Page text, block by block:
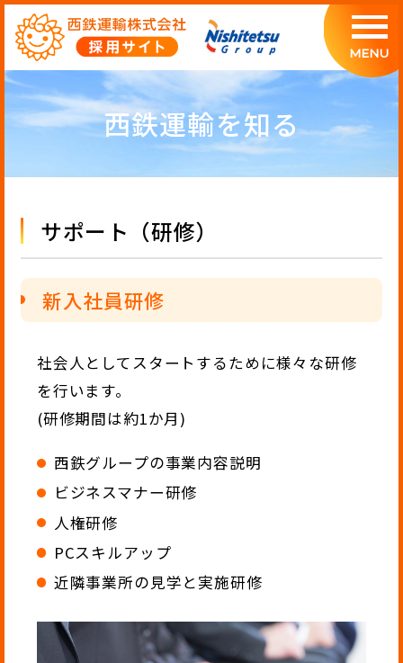
MENU
西鉄運輸を知る
サポート（研修）
新入社員研修
社会人としてスタートするために様々な研修
を行います。
(研修期間は約1か月)
西鉄グループの事業内容説明
ビジネスマナー研修
人権研修
PCスキルアップ
近隣事業所の見学と実施研修